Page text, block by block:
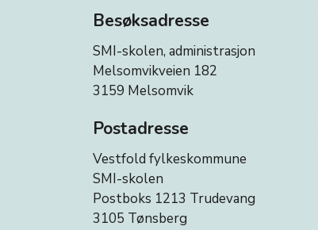
Besøksadresse
SMI-skolen, administrasjon
Melsomvikveien 182
3159 Melsomvik
Postadresse
Vestfold fylkeskommune
SMI-skolen
Postboks 1213 Trudevang
3105 Tønsberg